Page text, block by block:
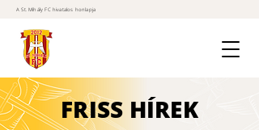
A St. Mihály FC hivatalos honlapja
FRISS HÍREK